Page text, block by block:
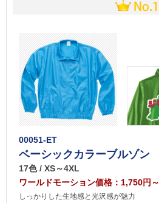
00051-ET
ベーシックカラーブルゾン
17色 / XS～4XL
ワールドモーション価格：1,750円～
しっかりした生地感と光沢感が魅力